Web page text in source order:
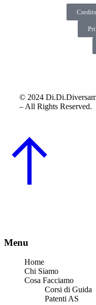
© 2024
– All Rights Reserved.
Menu
Home
Chi Siamo
Cosa Facciamo
Corsi di Guida
Patenti AS